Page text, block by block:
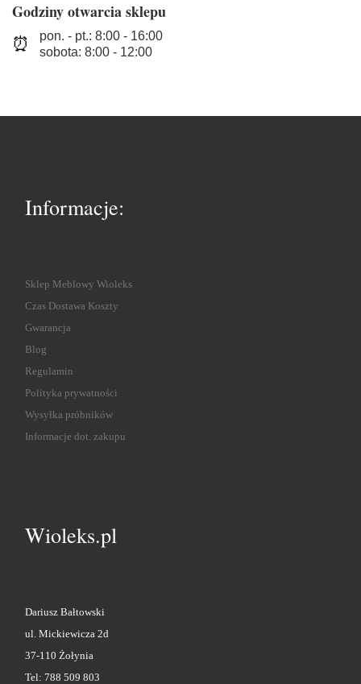
Godziny otwarcia sklepu
⏰
pon. - pt.: 8:00 - 16:00
sobota: 8:00 - 12:00
Informacje:
Sklep Meblowy Wioleks
Czas Dostawa Koszty
Gwarancja
Blog
Regulamin
Polityka prywatności
Wysyłka próbników
Informacje dot. zakupu
Wioleks.pl
Dariusz Bałtowski
ul. Mickiewicza 2d
37-110 Żołynia
Tel: 788 509 803